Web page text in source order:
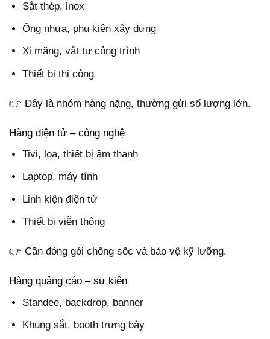
Sắt thép, inox
Ống nhựa, phụ kiện xây dựng
Xi măng, vật tư công trình
Thiết bị thi công
👉 Đây là nhóm hàng nặng, thường gửi số lượng lớn.
Hàng điện tử – công nghệ
Tivi, loa, thiết bị âm thanh
Laptop, máy tính
Linh kiện điện tử
Thiết bị viễn thông
👉 Cần đóng gói chống sốc và bảo vệ kỹ lưỡng.
Hàng quảng cáo – sự kiện
Standee, backdrop, banner
Khung sắt, booth trưng bày